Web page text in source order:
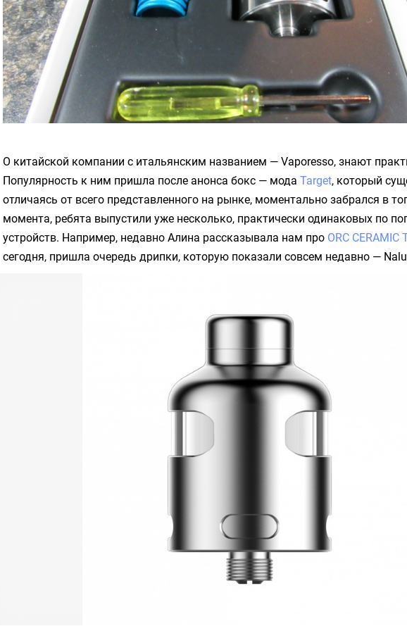
О китайской компании с итальянским названием — Vaporesso, знают
Популярность к ним пришла после анонса бокс — мода Target, который
отличаясь от всего представленного на рынке, моментально забрался в
момента, ребята выпустили уже несколько, практически одинаковых по
устройств. Например, недавно Алина рассказывала нам про ORC CERAMIC
сегодня, пришла очередь дрипки, которую показали совсем недавно —